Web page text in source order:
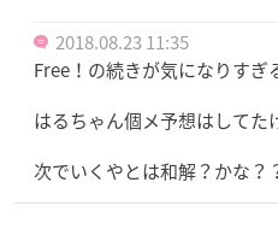
2018.08.23 11:35
Free！の続きが気になりすぎ
はるちゃん個メ予想はしてた
次でいくやとは和解？かな？